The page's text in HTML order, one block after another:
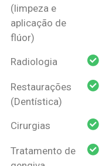
(limpeza e
aplicação de
flúor)
Radiologia
Restaurações
(Dentística)
Cirurgias
Tratamento de